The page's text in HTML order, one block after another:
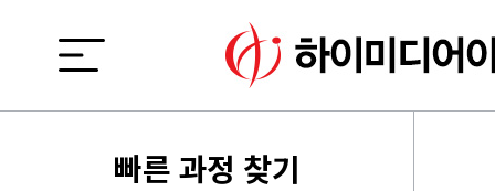
빠른 과정 찾기